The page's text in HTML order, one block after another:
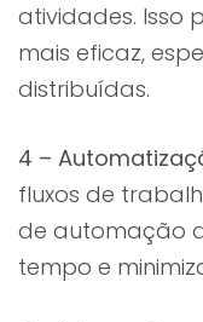
atividades. Isso
mais eficaz,
distribuídas.
4 –
fluxos de
de automação
tempo e